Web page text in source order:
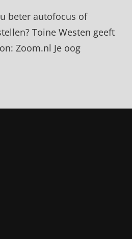
beter autofocus of
Toine Westen geeft
Zoom.nl Je oog